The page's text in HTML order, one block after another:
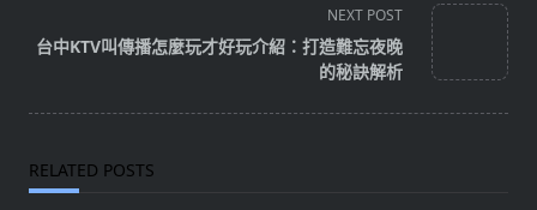
reader-
NEXT POST
台中KTV叫傳播怎麼玩才好玩介紹：打造難忘夜晚
的秘訣解析
RELATED POSTS